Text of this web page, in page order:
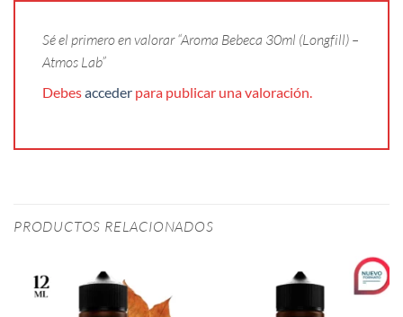
Sé el primero en valorar “Aroma Bebeca 30ml (Longfill) –
Atmos Lab”
Debesacceder para publicar una valoración.
PRODUCTOS RELACIONADOS